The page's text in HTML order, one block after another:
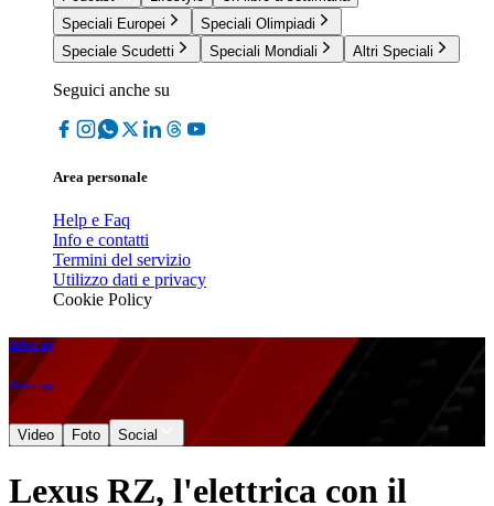
Speciali Europei
Speciali Olimpiadi
Speciale Scudetti
Speciali Mondiali Altri Speciali
Seguici anche su
Area personale
Help e Faq
Info e contatti
Termini del servizio
Utilizzo dati e privacy
Cookie Policy
drive up
drive up
Video Foto Social
Lexus RZ, l'elettrica con il